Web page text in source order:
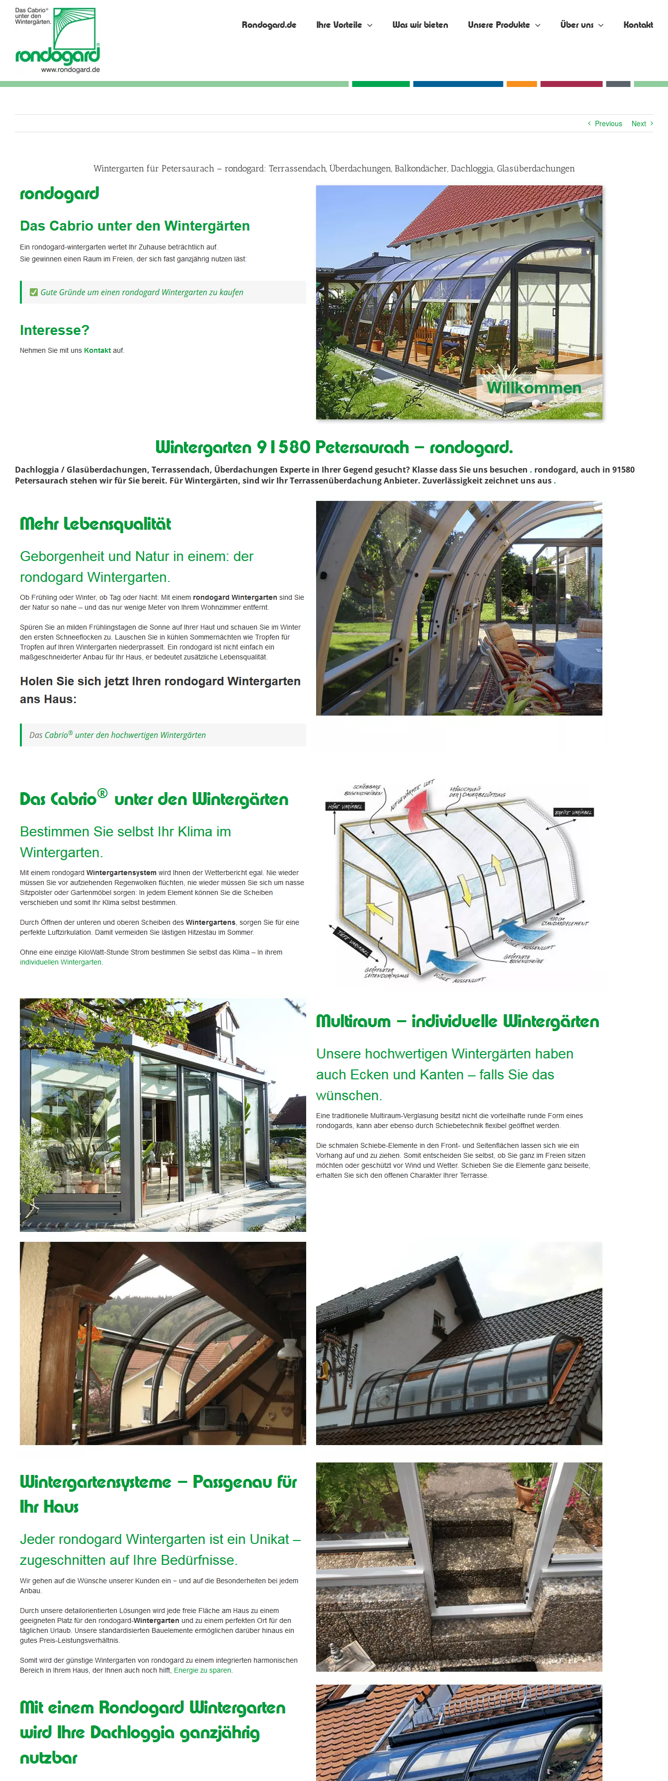
content
Rondogard.de Ihre Vorteile Was wir bieten Unsere Produkte Über uns Kontakt
Previous Next
Wintergarten für Petersaurach – rondogard: Terrassendach, Überdachungen, Balkondächer, Dachloggia, Glasüberdachungen
Wintergarten 91580 Petersaurach – rondogard.
Dachloggia / Glasüberdachungen, Terrassendach, Überdachungen Experte in Ihrer Gegend gesucht? Klasse dass Sie uns besuchen . rondogard, auch in 91580
Petersaurach stehen wir für Sie bereit. Für Wintergärten, sind wir Ihr Terrassenüberdachung Anbieter. Zuverlässigkeit zeichnet uns aus .